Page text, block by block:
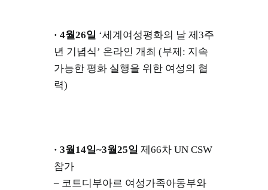
· 4월26일 ‘세계여성평화의 날 제3주
년 기념식’ 온라인 개최 (부제: 지속
가능한 평화 실행을 위한 여성의 협
력)
· 3월14일~3월25일 제66차 UN CSW
참가
– 코트디부아르 여성가족아동부와